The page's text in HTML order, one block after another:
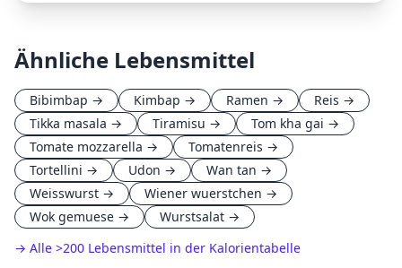
Ähnliche Lebensmittel
Bibimbap → Kimbap → Ramen → Reis →
Tikka masala → Tiramisu → Tom kha gai →
Tomate mozzarella → Tomatenreis →
Tortellini → Udon → Wan tan →
Weisswurst → Wiener wuerstchen →
Wok gemuese → Wurstsalat →
→ Alle >200 Lebensmittel in der Kalorientabelle